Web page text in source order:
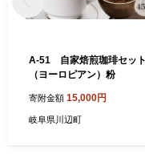
A-51 自家焙煎珈琲セッ
（ヨーロピアン）粉
寄附金額 15,000円
岐阜県川辺町